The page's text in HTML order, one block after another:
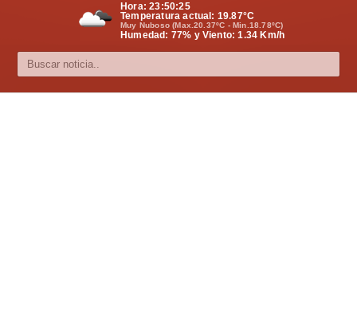
Hora:23:50:26
Temperatura actual: 19.87°C
Muy Nuboso (Max.20.37ºC - Min.18.78ºC)
Humedad: 77% y Viento: 1.34 Km/h